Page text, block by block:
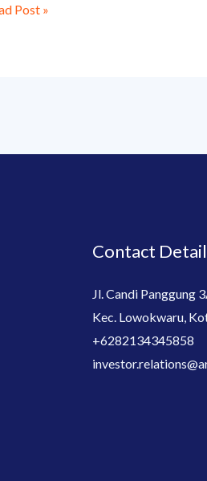
Post »
Contact
Jl. Candi Panggung
Kec. Lowokwaru,
+6282134345858